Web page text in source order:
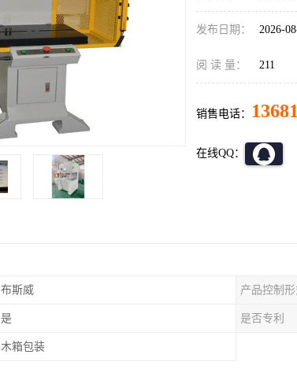
发布日期： 2026-
阅 读 量： 211
销售电话：
在线QQ：
布斯威 产品控制
是 是否专利
木箱包装